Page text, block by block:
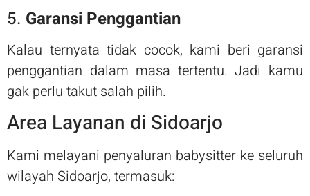
5. Garansi Penggantian
Kalau ternyata tidak cocok, kami beri garansi
penggantian dalam masa tertentu. Jadi kamu
gak perlu takut salah pilih.
Area Layanan di Sidoarjo
Kami melayani penyaluran babysitter ke seluruh
wilayah Sidoarjo, termasuk: